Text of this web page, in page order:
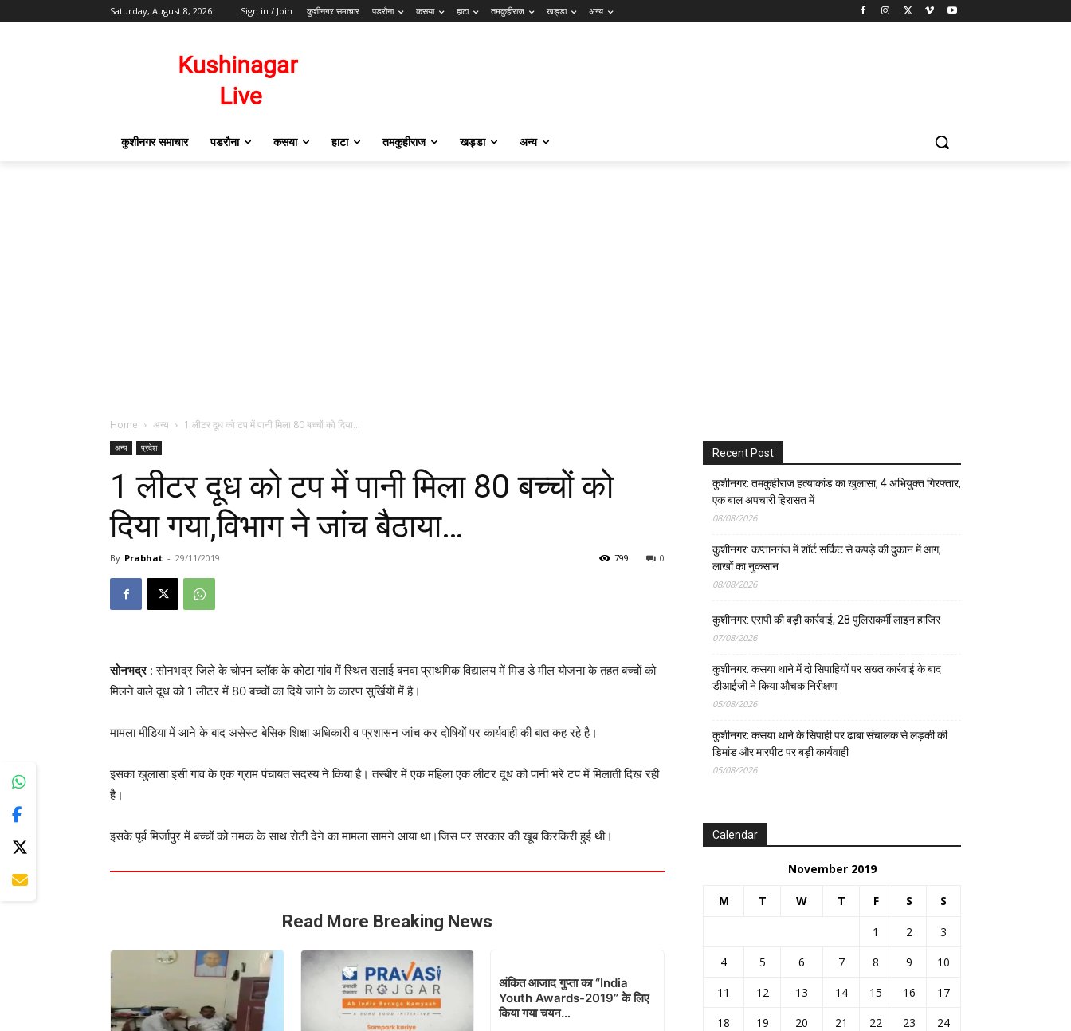
Saturday, August 8, 2026 Sign in / Join कुशीनगर समाचार पडरौना कसया हाटा तमकुहीराज खड्डा अन्य
कुशीनगर समाचार पडरौना कसया हाटा तमकुहीराज खड्डा अन्य
Home अन्य 1 लीटर दूध को टप में पानी मिला 80 बच्चों को दिया...
अन्य प्रदेश
1 लीटर दूध को टप में पानी मिला 80 बच्चों को
दिया गया,विभाग ने जांच बैठाया…
By Prabhat - 29/11/2019 0
799
सोनभद्र: सोनभद्र जिले के चोपन ब्लॉक के कोटा गांव में स्थित सलाई बनवा प्राथमिक विद्यालय में मिड डे मील योजना के तहत बच्चों को
मिलने वाले दूध को 1 लीटर में 80 बच्चों का दिये जाने के कारण सुर्खियों में है।
मामला मीडिया में आने के बाद असेस्ट बेसिक शिक्षा अधिकारी व प्रशासन जांच कर दोषियों पर कार्यवाही की बात कह रहे है।
इसका खुलासा इसी गांव के एक ग्राम पंचायत सदस्य ने किया है। तस्बीर में एक महिला एक लीटर दूध को पानी भरे टप में मिलाती दिख रही
है।
इसके पूर्व मिर्जापुर में बच्चों को नमक के साथ रोटी देने का मामला सामने आया था।जिस पर सरकार की खूब किरकिरी हुई थी।
Read More Breaking News
अंकित आजाद गुप्ता का “India
Youth Awards-2019” के लिए
किया गया चयन…
Recent Post
कुशीनगर: तमकुहीराज हत्याकांड का खुलासा, 4 अभियुक्त गिरफ्तार,
एक बाल अपचारी हिरासत में
08/08/2026
कुशीनगर: कप्तानगंज में शॉर्ट सर्किट से कपड़े की दुकान में आग,
लाखों का नुकसान
08/08/2026
कुशीनगर: एसपी की बड़ी कार्रवाई, 28 पुलिसकर्मी लाइन हाजिर
07/08/2026
कुशीनगर: कसया थाने में दो सिपाहियों पर सख्त कार्रवाई के बाद
डीआईजी ने किया औचक निरीक्षण
05/08/2026
कुशीनगर: कसया थाने के सिपाही पर ढाबा संचालक से लड़की की
डिमांड और मारपीट पर बड़ी कार्यवाही
05/08/2026
Calendar
November 2019
M T W T F S S
1 2
3
4
5 6 7 8 9
10
11
12 13 14 15 16
17
18
19 20 21 22 23
24